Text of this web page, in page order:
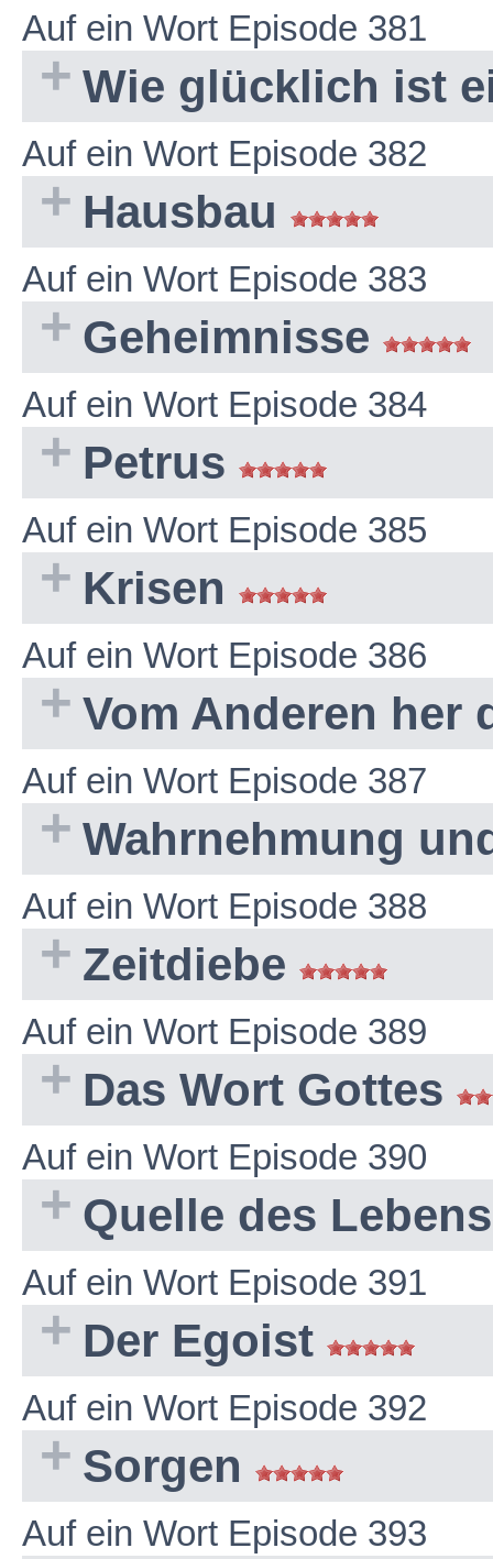
Auf ein Wort Episode 381
Wie glücklich ist
Auf ein Wort Episode 382
Hausbau
Auf ein Wort Episode 383
Geheimnisse
Auf ein Wort Episode 384
Petrus
Auf ein Wort Episode 385
Krisen
Auf ein Wort Episode 386
Vom Anderen her
Auf ein Wort Episode 387
Wahrnehmung
Auf ein Wort Episode 388
Zeitdiebe
Auf ein Wort Episode 389
Das Wort Gottes
Auf ein Wort Episode 390
Quelle des
Auf ein Wort Episode 391
Der Egoist
Auf ein Wort Episode 392
Sorgen
Auf ein Wort Episode 393